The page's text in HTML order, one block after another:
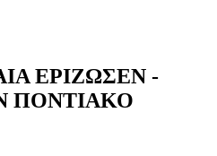
ΕΡΙΖΩΣΕΝ -
ΠΟΝΤΙΑΚΟ